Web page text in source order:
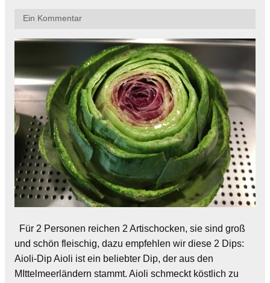
Ein Kommentar
Für 2 Personen reichen 2 Artischocken, sie sind groß
und schön fleischig, dazu empfehlen wir diese 2 Dips:
Aioli-Dip Aioli ist ein beliebter Dip, der aus den
MIttelmeerländern stammt. Aioli schmeckt köstlich zu